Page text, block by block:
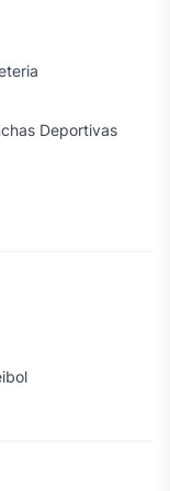
Deportivas